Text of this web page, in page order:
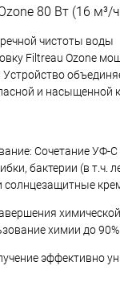
80 Вт (16
чистоты воды
Filtreau Ozone
и насыщенной
Сочетание УФ-С
бактерии (в т.ч.
солнцезащитные
химии до 90%.
эффективно